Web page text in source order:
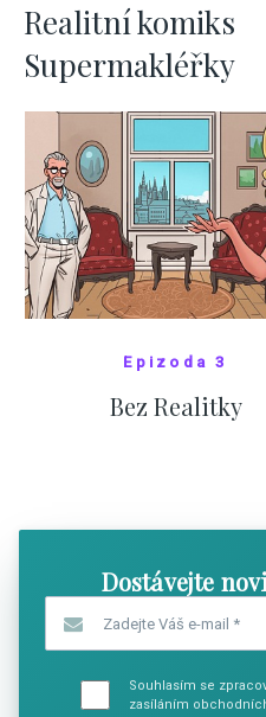
Realitní komiks
Supermakléřky
Epizoda 3
Bez Realitky
Dostávejte
Souhlasím se
zasíláním